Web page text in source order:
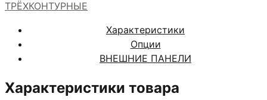
2П
Венге
ТРЁХКОНТУРНЫЕ
Характеристики
Опции
ВНЕШНИЕ ПАНЕЛИ
Характеристики товара